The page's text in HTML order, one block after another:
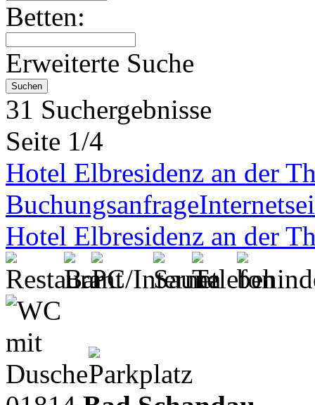
Betten:
Erweiterte Suche
31 Suchergebnisse
Seite 1/4
Hotel Elbresidenz an der
Buchungsanfrage
Hotel Elbresidenz an der